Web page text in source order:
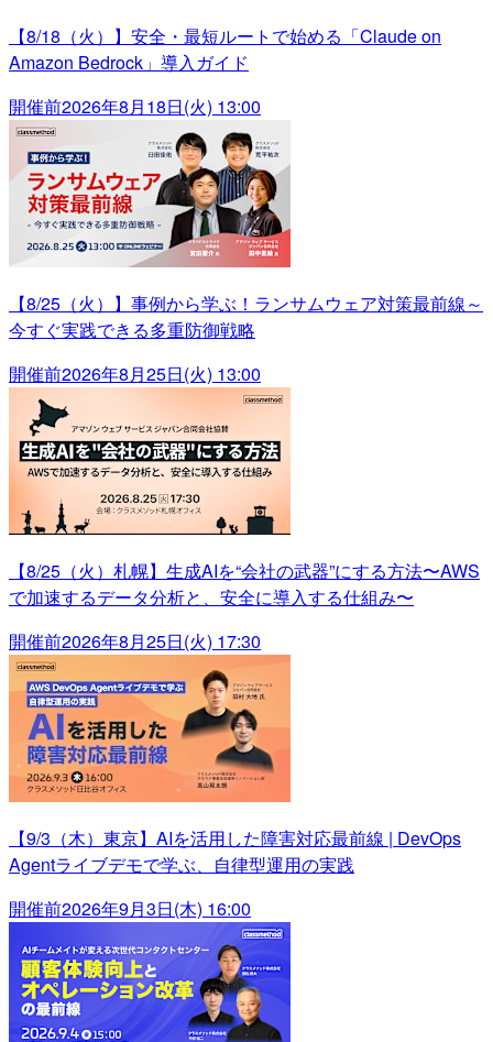
【8/18（火）】安全・最短ルートで始める「Claude on
Amazon Bedrock」導入ガイド
開催前2026年8月18日(火) 13:00
【8/25（火）】事例から学ぶ！ランサムウェア対策最前線～
今すぐ実践できる多重防御戦略
開催前2026年8月25日(火) 13:00
【8/25（火）札幌】生成AIを“会社の武器”にする方法〜AWS
で加速するデータ分析と、安全に導入する仕組み〜
開催前2026年8月25日(火) 17:30
【9/3（木）東京】AIを活用した障害対応最前線 | DevOps
Agentライブデモで学ぶ、自律型運用の実践
開催前2026年9月3日(木) 16:00